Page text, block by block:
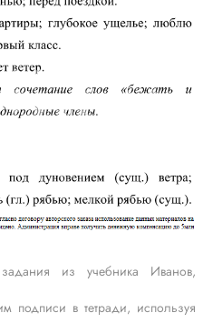
из учебника Иванов,
подписи в тетради, используя